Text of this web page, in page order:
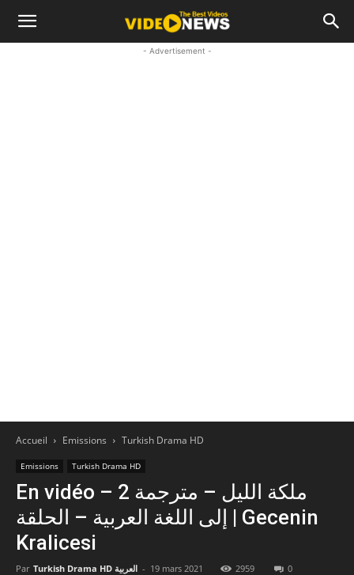
- Advertisement -
Accueil Emissions Turkish Drama HD
Emissions Turkish Drama HD
En vidéo – 2 ملكة الليل – مترجمة
إلى اللغة العربية – الحلقة | Gecenin
Kralicesi
Par Turkish Drama HD العربية - 19 mars 2021 2959 0